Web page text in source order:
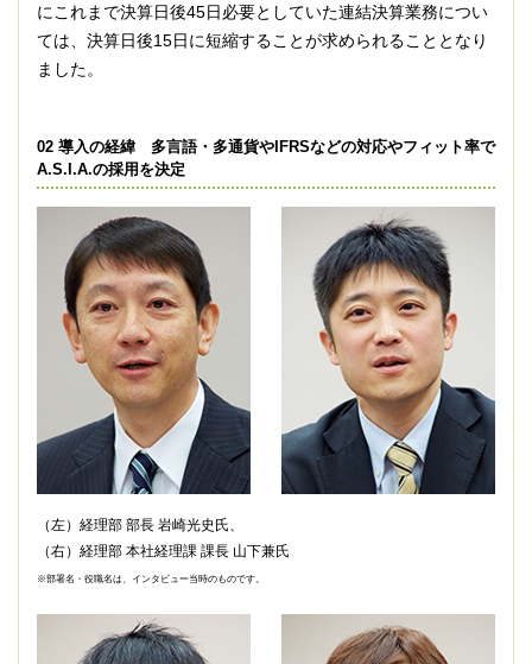
にこれまで決算日後45日必要としていた連結決算業務につい
ては、決算日後15日に短縮することが求められることとなり
ました。
02 導入の経緯 多言語・多通貨やIFRSなどの対応やフィット率で
A.S.I.A.の採用を決定
（左）経理部 部長 岩崎光史氏、
（右）経理部 本社経理課 課長 山下兼氏
※部署名・役職名は、インタビュー当時のものです。